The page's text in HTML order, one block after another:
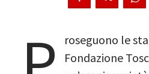
roseguono le
Fondazione